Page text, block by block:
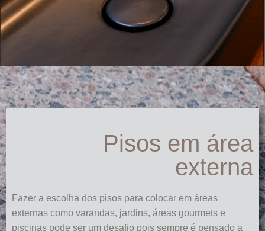
Pisos em área
externa
Fazer a escolha dos pisos para colocar em áreas
externas como varandas, jardins, áreas gourmets e
piscinas pode ser um desafio pois sempre é pensado a